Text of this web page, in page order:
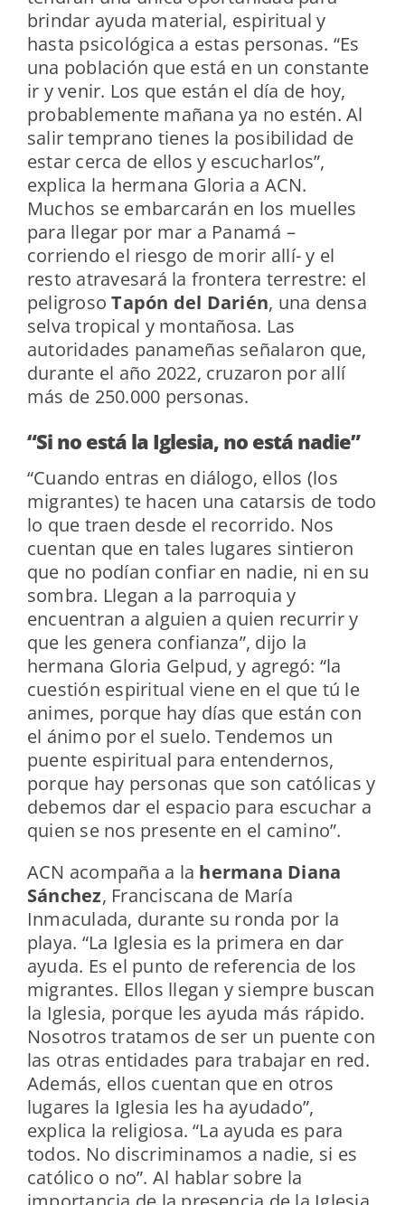
brindar ayuda material, espiritual y
hasta psicológica a estas personas. “Es
una población que está en un constante
ir y venir. Los que están el día de hoy,
probablemente mañana ya no estén. Al
salir temprano tienes la posibilidad de
estar cerca de ellos y escucharlos”,
explica la hermana Gloria a ACN.
Muchos se embarcarán en los muelles
para llegar por mar a Panamá –
corriendo el riesgo de morir allí- y el
resto atravesará la frontera terrestre: el
peligrosoTapón del Darién, una densa
selva tropical y montañosa. Las
autoridades panameñas señalaron que,
durante el año 2022, cruzaron por allí
más de 250.000 personas.
“Si no está la Iglesia, no está nadie”
“Cuando entras en diálogo, ellos (los
migrantes) te hacen una catarsis de todo
lo que traen desde el recorrido. Nos
cuentan que en tales lugares sintieron
que no podían confiar en nadie, ni en su
sombra. Llegan a la parroquia y
encuentran a alguien a quien recurrir y
que les genera confianza”, dijo la
hermana Gloria Gelpud, y agregó: “la
cuestión espiritual viene en el que tú le
animes, porque hay días que están con
el ánimo por el suelo. Tendemos un
puente espiritual para entendernos,
porque hay personas que son católicas y
debemos dar el espacio para escuchar a
quien se nos presente en el camino”.
ACN acompaña a la hermana Diana
Sánchez, Franciscana de María
Inmaculada, durante su ronda por la
playa. “La Iglesia es la primera en dar
ayuda. Es el punto de referencia de los
migrantes. Ellos llegan y siempre buscan
la Iglesia, porque les ayuda más rápido.
Nosotros tratamos de ser un puente con
las otras entidades para trabajar en red.
Además, ellos cuentan que en otros
lugares la Iglesia les ha ayudado”,
explica la religiosa. “La ayuda es para
todos. No discriminamos a nadie, si es
católico o no”. Al hablar sobre la